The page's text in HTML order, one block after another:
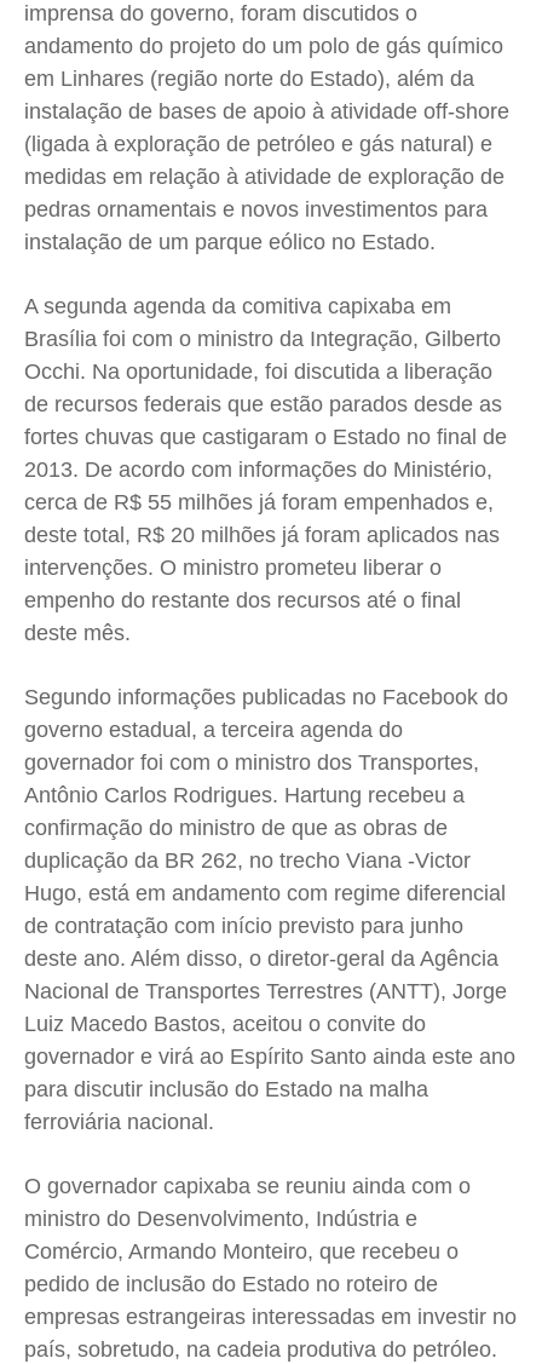
Contato
Anuncie
Termos de Uso
Privacidade
Contato
Anuncie
Termos de Uso
Privacidade
Contato
Anuncie
Termos de Uso
Privacidade
Contato
Anuncie
Termos de Uso
Privacidade
imprensa do governo, foram discutidos o
andamento do projeto do um polo de gás químico
em Linhares (região norte do Estado), além da
instalação de bases de apoio à atividade off-shore
(ligada à exploração de petróleo e gás natural) e
medidas em relação à atividade de exploração de
pedras ornamentais e novos investimentos para
instalação de um parque eólico no Estado.
A segunda agenda da comitiva capixaba em
Brasília foi com o ministro da Integração, Gilberto
Occhi. Na oportunidade, foi discutida a liberação
de recursos federais que estão parados desde as
fortes chuvas que castigaram o Estado no final de
2013. De acordo com informações do Ministério,
cerca de R$ 55 milhões já foram empenhados e,
deste total, R$ 20 milhões já foram aplicados nas
intervenções. O ministro prometeu liberar o
empenho do restante dos recursos até o final
deste mês.
Segundo informações publicadas no Facebook do
governo estadual, a terceira agenda do
governador foi com o ministro dos Transportes,
Antônio Carlos Rodrigues. Hartung recebeu a
confirmação do ministro de que as obras de
duplicação da BR 262, no trecho Viana -Victor
Hugo, está em andamento com regime diferencial
de contratação com início previsto para junho
deste ano. Além disso, o diretor-geral da Agência
Nacional de Transportes Terrestres (ANTT), Jorge
Luiz Macedo Bastos, aceitou o convite do
governador e virá ao Espírito Santo ainda este ano
para discutir inclusão do Estado na malha
ferroviária nacional.
O governador capixaba se reuniu ainda com o
ministro do Desenvolvimento, Indústria e
Comércio, Armando Monteiro, que recebeu o
pedido de inclusão do Estado no roteiro de
empresas estrangeiras interessadas em investir no
país, sobretudo, na cadeia produtiva do petróleo.